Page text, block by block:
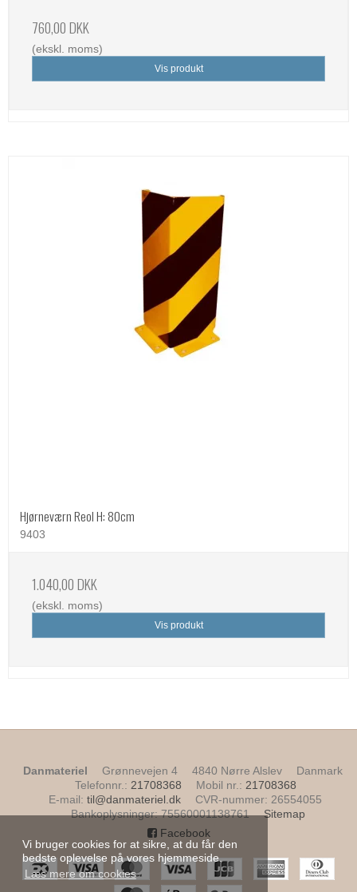
Vi bruger cookies for at sikre, at du får den
bedste oplevelse på vores hjemmeside.
Læs mere om cookies
760,00 DKK
(ekskl. moms)
Vis produkt
Hjørneværn Reol H: 80cm
9403
1.040,00 DKK
(ekskl. moms)
Vis produkt
Danmateriel Grønnevejen 4 4840 Nørre Alslev
Danmark
Telefonnr. : 21708368 Mobil nr. : 21708368
E-mail: til@danmateriel.dk CVR-nummer: 26554055
Bankoplysninger:75560001138761
Sitemap
Facebook